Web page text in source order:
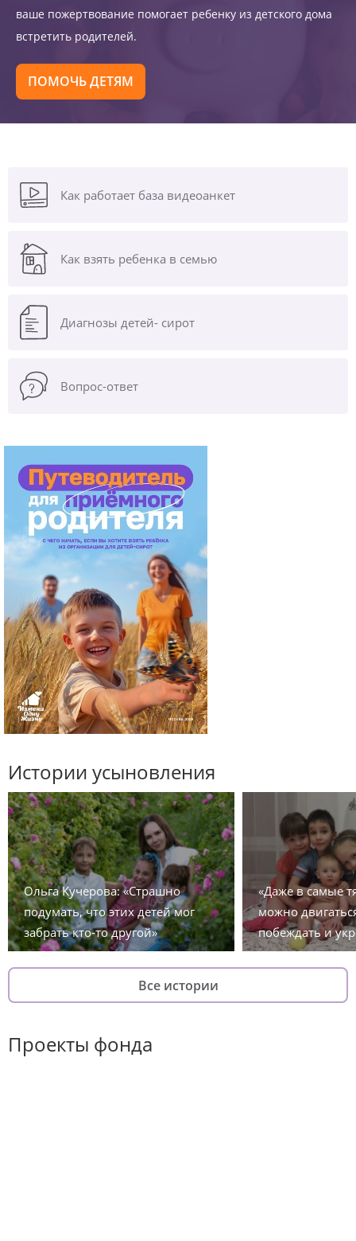
ваше пожертвование помогает ребенку из детского дома
встретить родителей.
ПОМОЧЬ ДЕТЯМ
Как работает база видеоанкет
Как взять ребенка в семью
Диагнозы детей- сирот
Вопрос-ответ
Истории усыновления
Ольга Кучерова: «Страшно
подумать, что этих детей мог
забрать кто-то другой»
«Даже в самые
можно
побеждать и
Все истории
Проекты фонда